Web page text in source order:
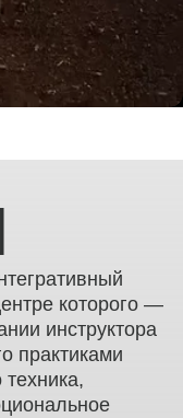
которого —
инструктора
практиками